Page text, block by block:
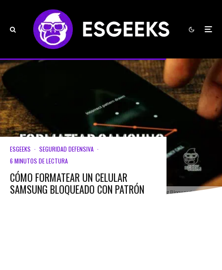
Formatear smartphone Samsung Bloqueado con Patrón
ESGEEKS · SEGURIDAD DEFENSIVA ·
6 MINUTOS DE LECTURA
CÓMO FORMATEAR UN CELULAR
SAMSUNG BLOQUEADO CON PATRÓN